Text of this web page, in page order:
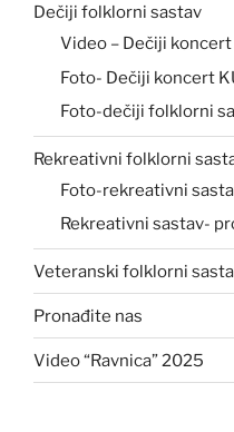
Dečiji folklorni sastav
Video – Dečiji
Foto- Dečiji koncert
Foto-dečiji folklorni
Rekreativni folklorni
Foto-rekreativni
Rekreativni sastav-
Veteranski folklorni
Pronađite nas
Video “Ravnica” 2025